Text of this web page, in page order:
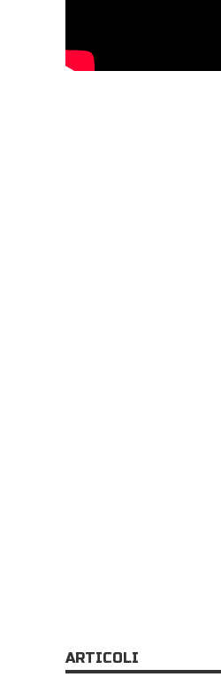
ARTICOLI